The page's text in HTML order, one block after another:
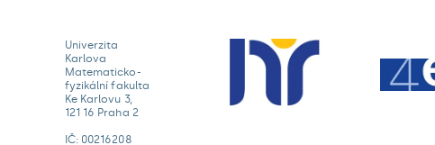
Univerzita
Karlova
Matematicko-
fyzikální fakulta
Ke Karlovu 3,
121 16 Praha 2
IČ: 00216208